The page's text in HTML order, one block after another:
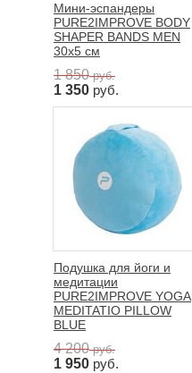
Мини-эспандеры
PURE2IMPROVE BODY
SHAPER BANDS MEN
30x5 см
1 850руб.
1 350 руб.
Подушка для йоги и
медитации
PURE2IMPROVE YOGA
MEDITATIO PILLOW
BLUE
4 200руб.
1 950 руб.